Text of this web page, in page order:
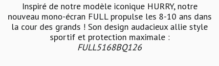
Inspiré de notre modèle iconique HURRY, notre
nouveau mono-écran FULL propulse les 8-10 ans dans
la cour des grands ! Son design audacieux allie style
sportif et protection maximale :
FULL5168BQ126